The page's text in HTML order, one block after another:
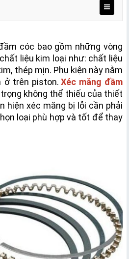
liệu kim loại như: chất liệu
thép mịn. Phụ kiện này nằm
ở trên piston. Xéc măng đầm
không thể thiếu của thiết
hiện xéc măng bị lỗi cần phải
loại phù hợp và tốt để thay